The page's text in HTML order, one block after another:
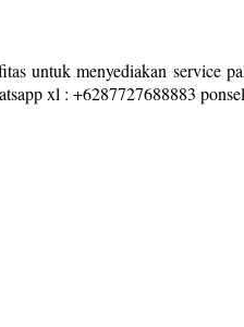
untuk menyediakan service
xl : +6287727688883